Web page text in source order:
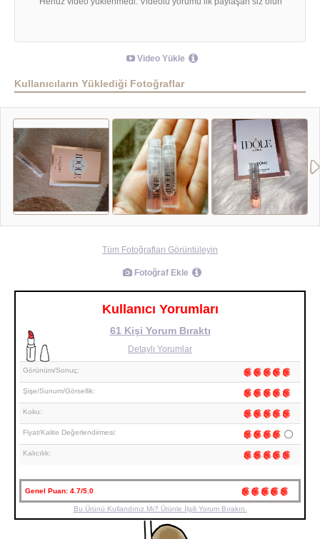
Video Yükle
Kullanıcıların Yüklediği Fotoğraflar
Tüm Fotoğrafları Görüntüleyin
Fotoğraf Ekle
Kullanıcı Yorumları
61 Kişi Yorum Bıraktı
Detaylı Yorumlar
Görünüm/Sonuç:
Şişe/Sunum/Görsellik:
Koku:
Fiyat/Kalite Değerlendirmesi:
Kalıcılık:
Genel Puan: 4.7/5.0
Bu Ürünü Kullandınız Mı? Ürünle İlgili Yorum Bırakın.